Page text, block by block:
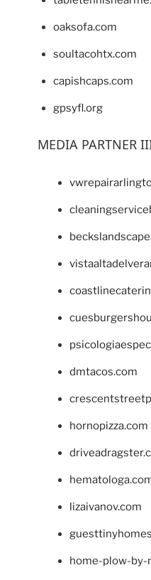
oaksofa.com
soultacohtx.com
capishcaps.com
gpsyfl.org
MEDIA PARTNER
dmtacos.com
hornopizza.com
lizaivanov.com
home-plow-by-